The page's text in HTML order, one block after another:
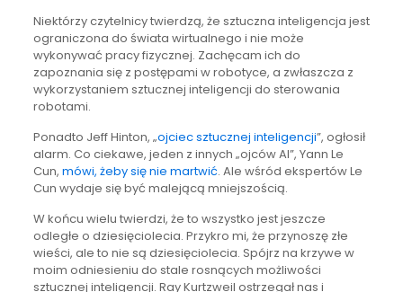
Niektórzy czytelnicy twierdzą, że sztuczna inteligencja jest
ograniczona do świata wirtualnego i nie może
wykonywać pracy fizycznej. Zachęcam ich do
zapoznania się z postępami w robotyce, a zwłaszcza z
wykorzystaniem sztucznej inteligencji do sterowania
robotami.
Ponadto Jeff Hinton, „ojciec sztucznej inteligencji”, ogłosił
alarm. Co ciekawe, jeden z innych „ojców AI”, Yann Le
Cun, mówi, żeby się nie martwić. Ale wśród ekspertów Le
Cun wydaje się być malejącą mniejszością.
W końcu wielu twierdzi, że to wszystko jest jeszcze
odległe o dziesięciolecia. Przykro mi, że przynoszę złe
wieści, ale to nie są dziesięciolecia. Spójrz na krzywe w
moim odniesieniu do stale rosnących możliwości
sztucznej inteligencji. Ray Kurtzweil ostrzegał nas i